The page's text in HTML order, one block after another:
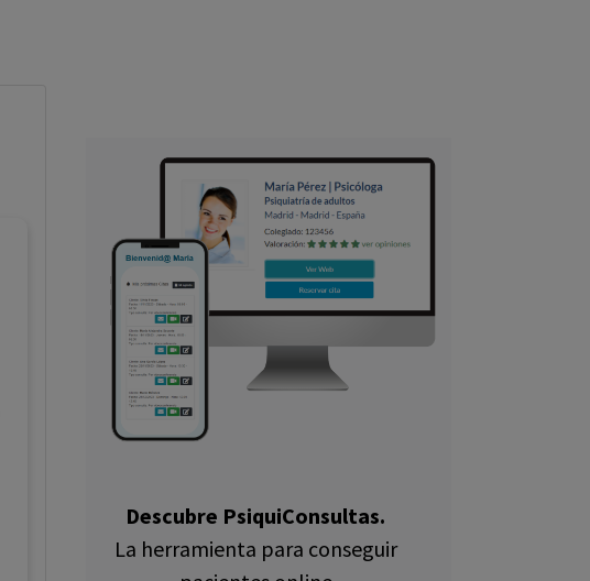
Descubre PsiquiConsultas.
La herramienta para conseguir